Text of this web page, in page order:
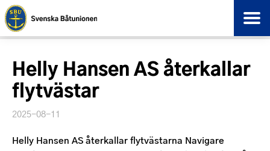
Helly Hansen AS återkallar
flytvästar
2025-08-11
Helly Hansen AS återkallar flytvästarna Navigare